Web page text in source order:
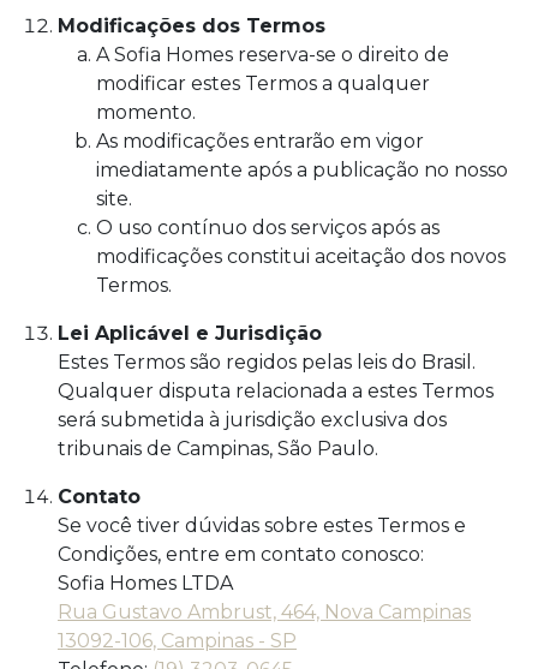
Modificações dos Termos
A Sofia Homes reserva-se o direito de
modificar estes Termos a qualquer
momento.
As modificações entrarão em vigor
imediatamente após a publicação no nosso
site.
O uso contínuo dos serviços após as
modificações constitui aceitação dos novos
Termos.
Lei Aplicável e Jurisdição
Estes Termos são regidos pelas leis do Brasil.
Qualquer disputa relacionada a estes Termos
será submetida à jurisdição exclusiva dos
tribunais de Campinas, São Paulo.
Contato
Se você tiver dúvidas sobre estes Termos e
Condições, entre em contato conosco:
Sofia Homes LTDA
Rua Gustavo Ambrust, 464, Nova Campinas
13092-106, Campinas - SP